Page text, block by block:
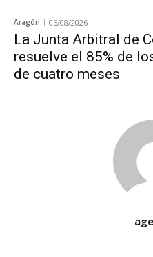
Aragón 06/08/2026
La Junta Arbitral de
resuelve el 85% de
de cuatro meses